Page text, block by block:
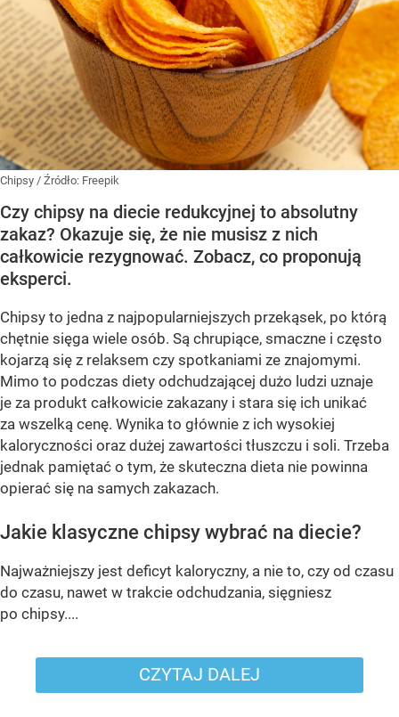
Chipsy / Źródło: Freepik
Czy chipsy na diecie redukcyjnej to absolutny
zakaz? Okazuje się, że nie musisz z nich
całkowicie rezygnować. Zobacz, co proponują
eksperci.
Chipsy to jedna z najpopularniejszych przekąsek, po którą
chętnie sięga wiele osób. Są chrupiące, smaczne i często
kojarzą się z relaksem czy spotkaniami ze znajomymi.
Mimo to podczas diety odchudzającej dużo ludzi uznaje
je za produkt całkowicie zakazany i stara się ich unikać
za wszelką cenę. Wynika to głównie z ich wysokiej
kaloryczności oraz dużej zawartości tłuszczu i soli. Trzeba
jednak pamiętać o tym, że skuteczna dieta nie powinna
opierać się na samych zakazach.
Jakie klasyczne chipsy wybrać na diecie?
Najważniejszy jest deficyt kaloryczny, a nie to, czy od czasu
do czasu, nawet w trakcie odchudzania, sięgniesz
po chipsy....
CZYTAJ DALEJ